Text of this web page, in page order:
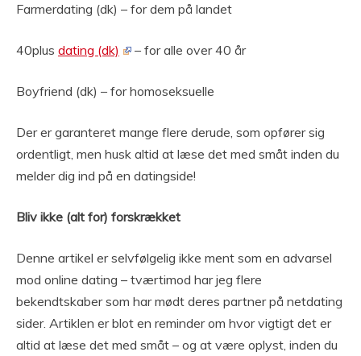
Farmerdating (dk) – for dem på landet
40plus dating (dk) – for alle over 40 år
Boyfriend (dk) – for homoseksuelle
Der er garanteret mange flere derude, som opfører sig
ordentligt, men husk altid at læse det med småt inden du
melder dig ind på en datingside!
Bliv ikke (alt for) forskrækket
Denne artikel er selvfølgelig ikke ment som en advarsel
mod online dating – tværtimod har jeg flere
bekendtskaber som har mødt deres partner på netdating
sider. Artiklen er blot en reminder om hvor vigtigt det er
altid at læse det med småt – og at være oplyst, inden du